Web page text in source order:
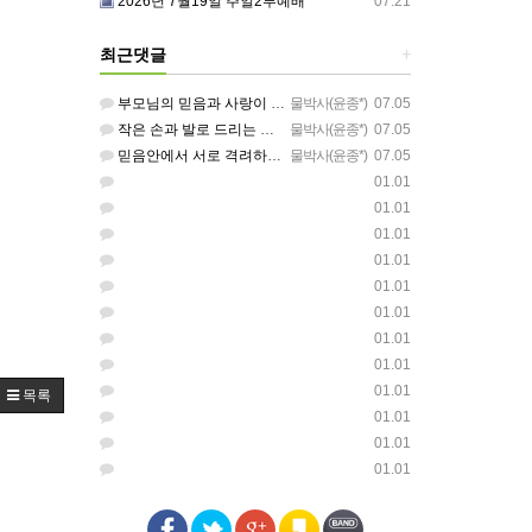
목록
+
최근댓글
물박사(윤종*) 07.05
부모님의 믿음과 사랑이 아이들에게 아름답게 이어지길 축복합니다
물박사(윤종*) 07.05
작은 손과 발로 드리는 찬양이 참 아름답습니다 하나님의 사랑이 늘 함께하길 기도합니다
물박사(윤종*) 07.05
믿음안에서 서로 격려하며 아름답게 성장하는 중고등부가 되길 응원합니다
01.01
01.01
01.01
01.01
01.01
01.01
01.01
01.01
01.01
01.01
01.01
01.01